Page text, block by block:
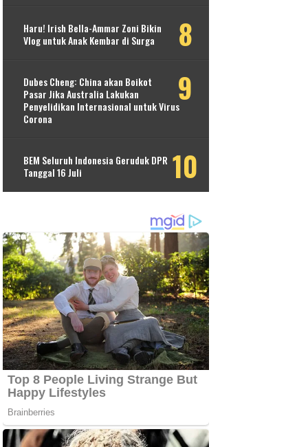
Haru! Irish Bella-Ammar Zoni Bikin
Vlog untuk Anak Kembar di Surga
Dubes Cheng: China akan Boikot
Pasar Jika Australia Lakukan
Penyelidikan Internasional untuk Virus
Corona
BEM Seluruh Indonesia Geruduk DPR
Tanggal 16 Juli